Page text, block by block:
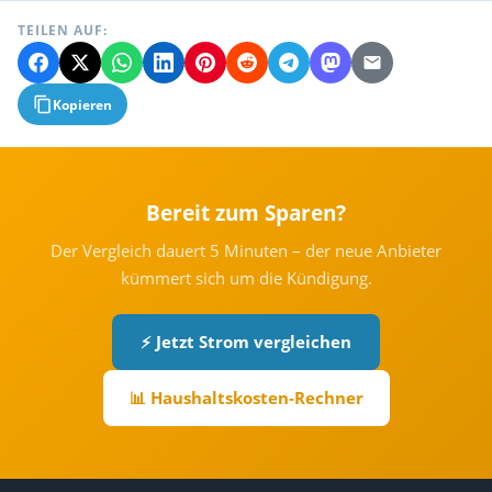
TEILEN AUF:
Kopieren
Bereit zum Sparen?
Der Vergleich dauert 5 Minuten – der neue Anbieter
kümmert sich um die Kündigung.
⚡ Jetzt Strom vergleichen
📊 Haushaltskosten-Rechner